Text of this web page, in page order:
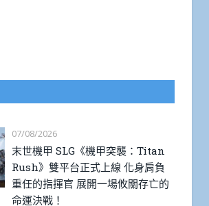
07/08/2026
末世機甲 SLG《機甲突襲：Titan
Rush》雙平台正式上線 化身肩負
重任的指揮官 展開一場攸關存亡的
命運決戰！